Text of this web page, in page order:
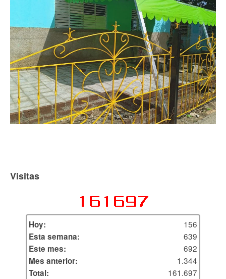
Visitas
Hoy:
156
Esta semana:
639
Este mes:
692
Mes anterior:
1.344
Total:
161.697